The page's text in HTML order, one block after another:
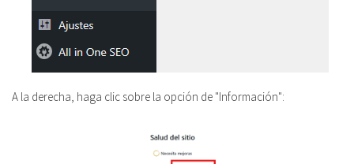
A la derecha, haga clic sobre la opción de "Información":